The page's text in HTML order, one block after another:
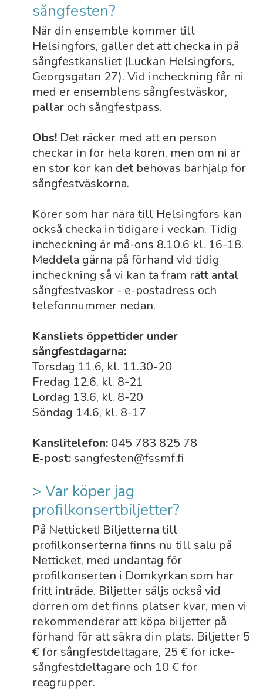
sångfesten?
När din ensemble kommer till
Helsingfors, gäller det att checka in på
sångfestkansliet (Luckan Helsingfors,
Georgsgatan 27). Vid incheckning får ni
med er ensemblens sångfestväskor,
pallar och sångfestpass.
Obs! Det räcker med att en person
checkar in för hela kören, men om ni är
en stor kör kan det behövas bärhjälp för
sångfestväskorna.
Körer som har nära till Helsingfors kan
också checka in tidigare i veckan. Tidig
incheckning är må-ons 8.10.6 kl. 16-18.
Meddela gärna på förhand vid tidig
incheckning så vi kan ta fram rätt antal
sångfestväskor - e-postadress och
telefonnummer nedan.
Kansliets öppettider under
sångfestdagarna:
Torsdag 11.6, kl. 11.30-20
Fredag 12.6, kl. 8-21
Lördag 13.6, kl. 8-20
Söndag 14.6, kl. 8-17
Kanslitelefon: 045 783 825 78
E-post: sangfesten@fssmf.fi
> Var köper jag
profilkonsertbiljetter?
På Netticket! Biljetterna till
profilkonserterna finns nu till salu på
Netticket, med undantag för
profilkonserten i Domkyrkan som har
fritt inträde. Biljetter säljs också vid
dörren om det finns platser kvar, men vi
rekommenderar att köpa biljetter på
förhand för att säkra din plats. Biljetter 5
€ för sångfestdeltagare, 25 € för icke-
sångfestdeltagare och 10 € för
reagrupper.